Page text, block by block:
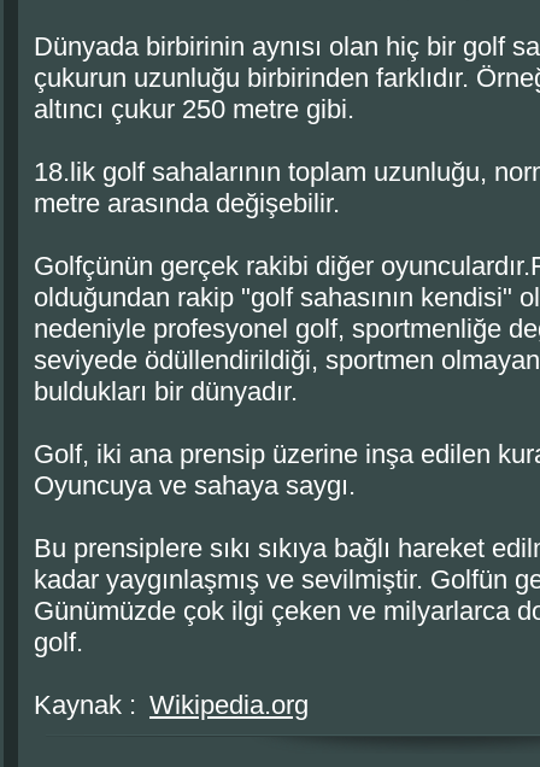
Dünyada birbirinin aynısı olan hiç bir golf
çukurun uzunluğu birbirinden farklıdır.
altıncı çukur 250 metre gibi.
18.lik golf sahalarının toplam uzunluğu,
metre arasında değişebilir.
Golfçünün gerçek rakibi diğer
olduğundan rakip "golf sahasının kendisi"
nedeniyle profesyonel golf, sportmenliğe
seviyede ödüllendirildiği, sportmen
buldukları bir dünyadır.
Golf, iki ana prensip üzerine inşa edilen
Oyuncuya ve sahaya saygı.
Bu prensiplere sıkı sıkıya bağlı hareket
kadar yaygınlaşmış ve sevilmiştir. Golfün
Günümüzde çok ilgi çeken ve milyarlarca
golf.
Kaynak : Wikipedia.org